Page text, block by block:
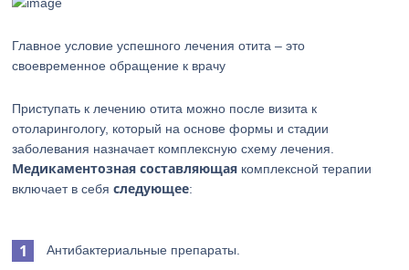
Главное условие успешного лечения отита – это
своевременное обращение к врачу
Приступать к лечению отита можно после визита к
отоларингологу, который на основе формы и стадии
заболевания назначает комплексную схему лечения.
Медикаментозная составляющая комплексной терапии
включает в себяследующее:
Антибактериальные препараты.